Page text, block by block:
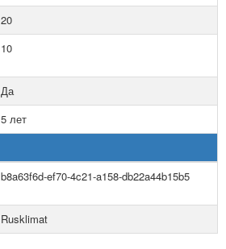
20
10
Да
5 лет
b8a63f6d-ef70-4c21-a158-db22a44b15b5
Rusklimat